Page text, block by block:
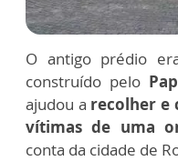
O antigo prédio
construído pelo
ajudou a recolher e
vítimas de uma
conta da cidade de